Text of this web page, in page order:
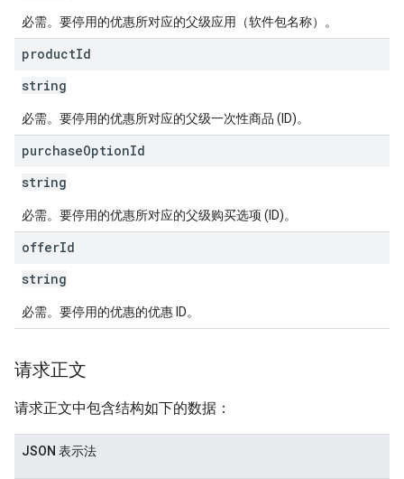
必需。要停用的优惠所对应的父级应用（软件包名称）。
productId
string
必需。要停用的优惠所对应的父级一次性商品 (ID)。
purchaseOptionId
string
必需。要停用的优惠所对应的父级购买选项 (ID)。
offerId
string
必需。要停用的优惠的优惠 ID。
请求正文
请求正文中包含结构如下的数据：
JSON 表示法